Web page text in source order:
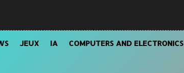
JEUX IA COMPUTERS AND ELECTRONICS